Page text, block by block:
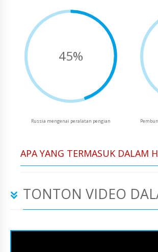
45%
Russia mengenai peralatan pengian
APA YANG TERMASUK DALAM
TONTON VIDEO